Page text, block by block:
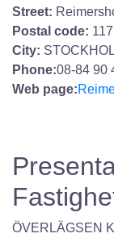
Street:
Postal code:
City:
Phone:08-84 90
Web page:
ÖVERLÄGSEN